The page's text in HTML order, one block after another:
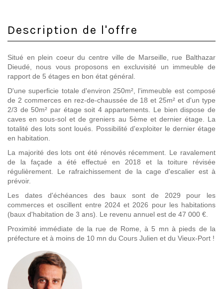
Description de l'offre
Situé en plein coeur du centre ville de Marseille, rue Balthazar
Dieudé, nous vous proposons en excluvisité un immeuble de
rapport de 5 étages en bon état général.
D'une superficie totale d'environ 250m², l'immeuble est composé
de 2 commerces en rez-de-chaussée de 18 et 25m² et d'un type
2/3 de 50m² par étage soit 4 appartements. Le bien dispose de
caves en sous-sol et de greniers au 5ème et dernier étage. La
totalité des lots sont loués. Possibilité d'exploiter le dernier étage
en habitation.
La majorité des lots ont été rénovés récemment. Le ravalement
de la façade a été effectué en 2018 et la toiture révisée
régulièrement. Le rafraichissement de la cage d'escalier est à
prévoir.
Les dates d'échéances des baux sont de 2029 pour les
commerces et oscillent entre 2024 et 2026 pour les habitations
(baux d'habitation de 3 ans). Le revenu annuel est de 47 000 €.
Proximité immédiate de la rue de Rome, à 5 mn à pieds de la
préfecture et à moins de 10 mn du Cours Julien et du Vieux-Port !